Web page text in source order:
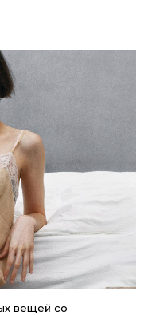
вещей со